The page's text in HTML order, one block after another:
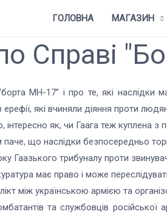
ГОЛОВНА МАГАЗИН
Справі
MH-17” і про те, які
які вчиняли діяння проти
як, чи Гаага теж куплена з
паче, що наслідки безпосередньо
трибуналу проти
має право і може
між українською армією та
та службовців